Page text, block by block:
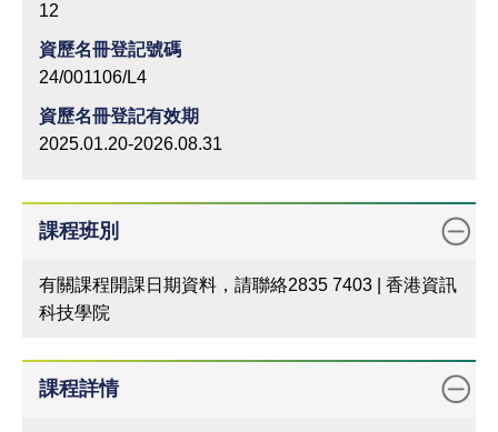
12
資歷名冊登記號碼
24/001106/L4
資歷名冊登記有效期
2025.01.20-2026.08.31
課程班別
有關課程開課日期資料，請聯絡2835 7403 | 香港資訊
科技學院
課程詳情